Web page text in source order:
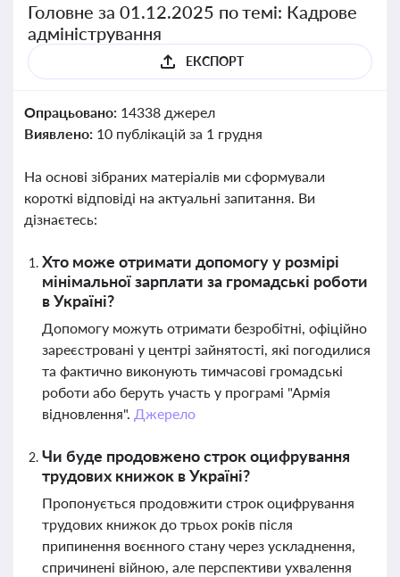
Головне за 01.12.2025 по темі: Кадрове
адміністрування
ЕКСПОРТ
Опрацьовано: 14338 джерел
Виявлено: 10 публікацій за 1 грудня
На основі зібраних матеріалів ми сформували
короткі відповіді на актуальні запитання. Ви
дізнаєтесь:
Хто може отримати допомогу у розмірі
мінімальної зарплати за громадські роботи
в Україні?
Допомогу можуть отримати безробітні, офіційно
зареєстровані у центрі зайнятості, які погодилися
та фактично виконують тимчасові громадські
роботи або беруть участь у програмі "Армія
відновлення". Джерело
Чи буде продовжено строк оцифрування
трудових книжок в Україні?
Пропонується продовжити строк оцифрування
трудових книжок до трьох років після
припинення воєнного стану через ускладнення,
спричинені війною, але перспективи ухвалення